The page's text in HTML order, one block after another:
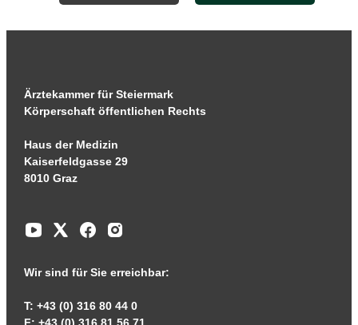
Ärztekammer für Steiermark
Körperschaft öffentlichen Rechts
Haus der Medizin
Kaiserfeldgasse 29
8010 Graz
Wir sind für Sie erreichbar:
T: +43 (0) 316 80 44 0